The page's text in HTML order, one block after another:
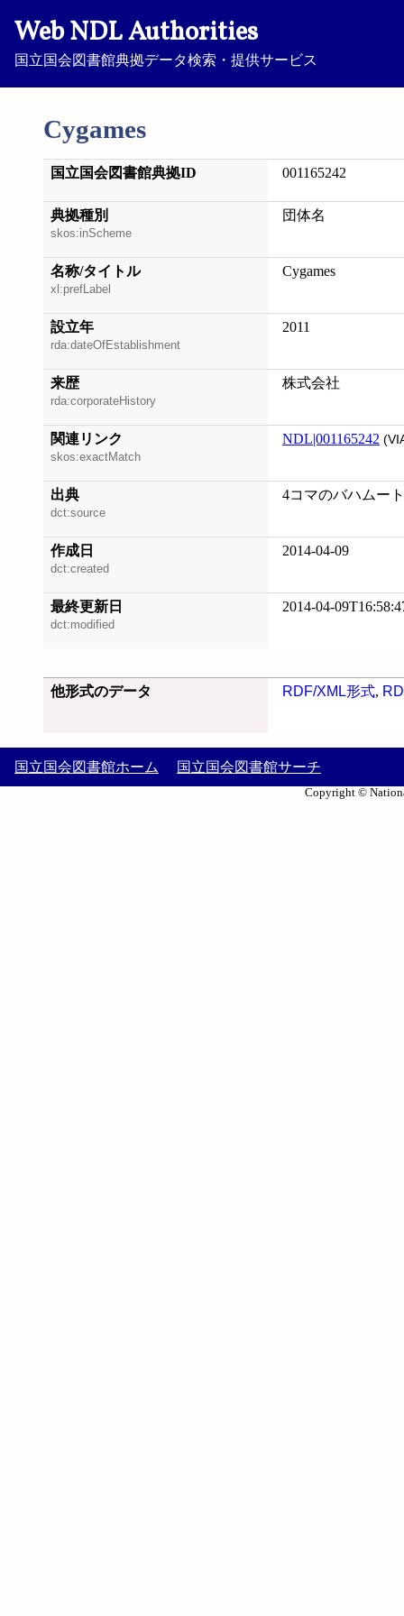
Web NDL Authorities
国立国会図書館典拠データ検索・提供サービス
Cygames
国立国会図書館典拠ID 001165242
典拠種別
skos:inScheme
団体名
名称/タイトル
xl:prefLabel
Cygames
設立年
rda:dateOfEstablishment
2011
来歴
rda:corporateHistory
株式会社
関連リンク
skos:exactMatch
NDL|001165242
出典
dct:source
4コマのバハムー
作成日
dct:created
2014-04-09
最終更新日
dct:modified
2014-04-
他形式のデータ RDF/XML形式,
国立国会図書館ホーム 国立国会図書館サーチ
Copyright ©